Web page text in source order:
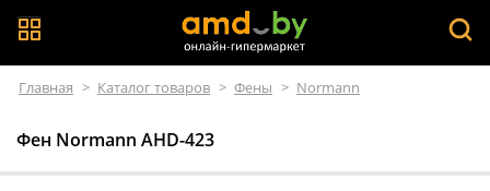
Главная > Каталог товаров > Фены > Normann
Фен Normann AHD-423